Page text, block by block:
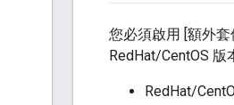
您必須啟用 [額外套
RedHat/CentOS 版
RedHat/